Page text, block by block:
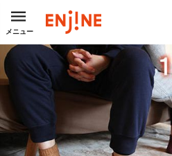
メニュー